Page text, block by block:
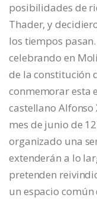
posibilidades de
Thader, y
los tiempos
celebrando en
de la constitución
conmemorar esta
castellano Alfonso
mes de junio de
organizado una
extenderán a lo
pretenden
un espacio